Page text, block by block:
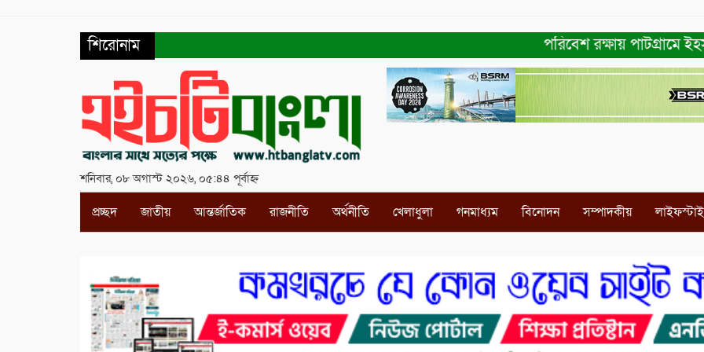
শিরোনাম পরিবেশ রক্ষায় পাটগ্রামে ইহসান
শনিবার, ০৮ অগাস্ট ২০২৬, ০৫:৪৪ পূর্বাহ্ন
প্রচ্ছদ জাতীয় আন্তর্জাতিক রাজনীতি অর্থনীতি খেলাধুলা গনমাধ্যম বিনোদন সম্পাদকীয়